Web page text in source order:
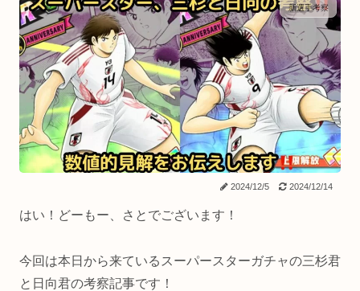
新選手考察
2024/12/5 2024/12/14
はい！どーもー、さとでございます！
今回は本日から来ているスーパースターガチャの三杉君
と日向君の考察記事です！